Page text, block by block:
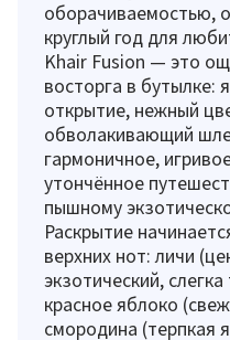
оборачиваемостью,
круглый год для
Khair Fusion — это
восторга в бутылке:
открытие, нежный
обволакивающий
гармоничное,
утончённое
пышному
Раскрытие
верхних нот: личи
экзотический,
красное яблоко
смородина (терпкая